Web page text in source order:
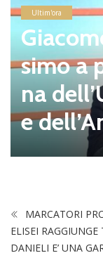
Ultim'ora
simo a
na
e
MARCATORI
ELISEI RAGGIUNGE
DANIELI E’ UNA